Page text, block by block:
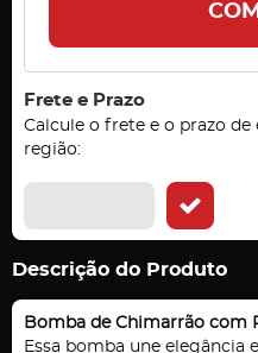
Frete e Prazo
Calcule o frete e o prazo
região:
Descrição do Produto
Bomba de Chimarrão com
Essa bomba une elegância